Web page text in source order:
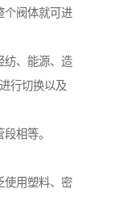
个阀体就可进
纺、能源、造
行切换以及
相等。
使用塑料、密